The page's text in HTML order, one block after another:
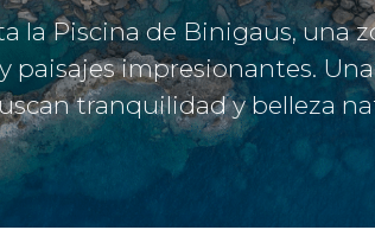
la Piscina de Binigaus, una
paisajes impresionantes.
tranquilidad y belleza